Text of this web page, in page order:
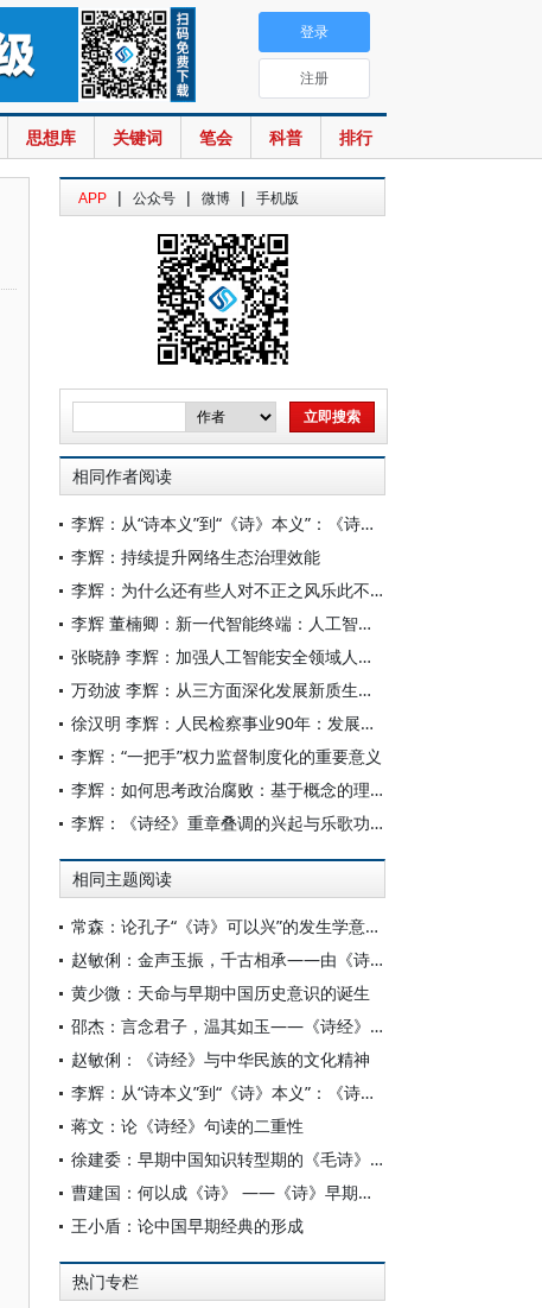
思想库 关键词 笔会 科普 排行
登录
注册
APP | 公众号 | 微博 | 手机版
相同作者阅读
李辉：从“诗本义”到“《诗》本义”：《诗经》“本义”研究的衍异
李辉：持续提升网络生态治理效能
李辉：为什么还有些人对不正之风乐此不疲
李辉 董楠卿：新一代智能终端：人工智能手机和电脑
张晓静 李辉：加强人工智能安全领域人才培养
万劲波 李辉：从三方面深化发展新质生产力机制改革
徐汉明 李辉：人民检察事业90年：发展历程、制度优势及其效能转化
李辉：“一把手”权力监督制度化的重要意义
李辉：如何思考政治腐败：基于概念的理论反思
李辉：《诗经》重章叠调的兴起与乐歌功能新论
相同主题阅读
常森：论孔子“《诗》可以兴”的发生学意涵以及相关认知偏差
赵敏俐：金声玉振，千古相承——由《诗经》所开启的中国诗风
黄少微：天命与早期中国历史意识的诞生
邵杰：言念君子，温其如玉——《诗经》与君子风范的确立
赵敏俐：《诗经》与中华民族的文化精神
李辉：从“诗本义”到“《诗》本义”：《诗经》“本义”研究的衍异
蒋文：论《诗经》句读的二重性
徐建委：早期中国知识转型期的《毛诗》学 ——基于《毛传》《郑笺》差异的研究
曹建国：何以成《诗》 ——《诗》早期书写与经典化
王小盾：论中国早期经典的形成
热门专栏